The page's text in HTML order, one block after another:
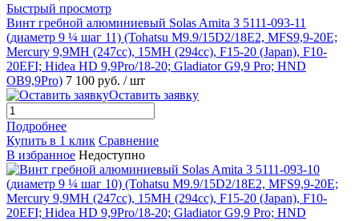
Быстрый просмотр
Винт гребной алюминиевый Solas Amita 3 5111-093-11
(диаметр 9 ¼ шаг 11) (Tohatsu M9.9/15D2/18E2, MFS9,9-20E;
Mercury 9,9MH (247cc), 15MH (294cc), F15-20 (Japan), F10-
20EFI; Hidea HD 9,9Pro/18-20; Gladiator G9,9 Pro; HND
OB9,9Pro) 7 100 руб. / шт
Оставить заявку
Подробнее
Купить в 1 клик Сравнение
В избранное Недоступно